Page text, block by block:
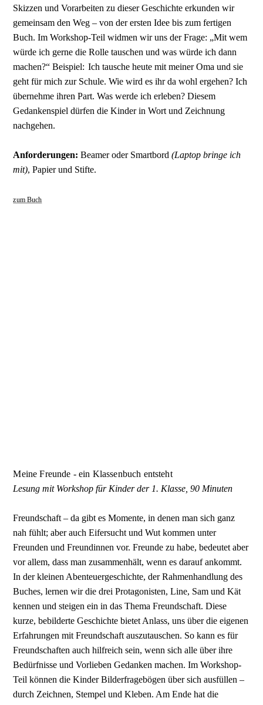
Skizzen und Vorar­beiten zu dieser Geschichte erkunden wir
gemeinsam den Weg – von der ersten Idee bis zum fertigen
Buch. Im Workshop-Teil widmen wir uns der Frage: „Mit wem
würde ich gerne die Rolle tauschen und was würde ich dann
machen?“Beispiel: Ich tausche heute mit meiner Oma und sie
geht für mich zur Schule. Wie wird es ihr da wohl ergehen? Ich
übernehme ihren Part. Was werde ich erleben? Diesem
Gedankenspiel dürfen die Kinder in Wort und Zeichnung
nachgehen.
Anforderungen: Beamer oder Smartbord (Laptop bringe ich
mit), Papier und Stifte.
zum Buch
Meine Freunde - ein Klassenbuch entsteht
Lesung mit Workshop für Kinder der 1. Klasse, 90 Minuten
Freundschaft – da gibt es Momente, in denen man sich ganz
nah fühlt; aber auch Eifersucht und Wut kommen unter
Freunden und Freundinnen vor. Freunde zu habe, bedeutet aber
vor allem, dass man zusammenhält, wenn es darauf ankommt.
In der kleinen Abenteuergeschichte, der Rahmenhandlung des
Buches, lernen wir die drei Protagonisten, Line, Sam und Kät
kennen und steigen ein in das Thema Freundschaft. Diese
kurze, bebilderte Geschichte bietet Anlass, uns über die eigenen
Erfahrungen mit Freundschaft auszutauschen. So kann es für
Freundschaften auch hilfreich sein, wenn sich alle über ihre
Bedürfnisse und Vorlieben Gedanken machen. Im Workshop-
Teil können die Kinder Bilderfragebögen über sich ausfüllen –
durch Zeichnen, Stempel und Kleben. Am Ende hat die